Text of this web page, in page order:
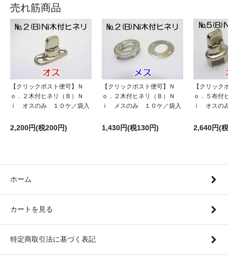
売れ筋商品
【クリックポスト便可】Ｎ
ｏ．２木付ヒネリ（Ｂ）Ｎ
ｉ オスのみ １０ケ／袋入
2,200円(税200円)
【クリックポスト便可】Ｎ
ｏ．２木付ヒネリ（Ｂ）Ｎ
ｉ メスのみ １０ケ／袋入
1,430円(税130円)
【クリック
ｏ．５布付
ｉ オスの
2,640円(
ホーム
カートを見る
特定商取引法に基づく表記